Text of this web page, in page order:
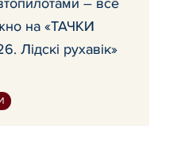
на «ТАЧКИ
Лідскі рухавік»